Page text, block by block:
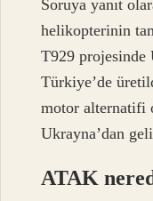
Soruya yanıt
helikopterinin
T929 projesinde
Türkiye’de
motor alternatifi
Ukrayna’dan
ATAK